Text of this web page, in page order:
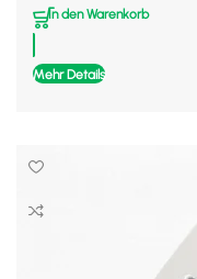
In den Warenkorb
Mehr Details